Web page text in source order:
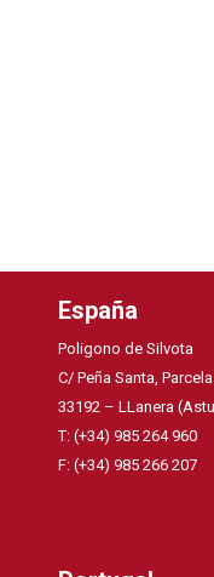
España
Poligono de Silvota
C/ Peña Santa,
33192 – LLanera
T: (+34) 985 264 960
F: (+34) 985 266 207